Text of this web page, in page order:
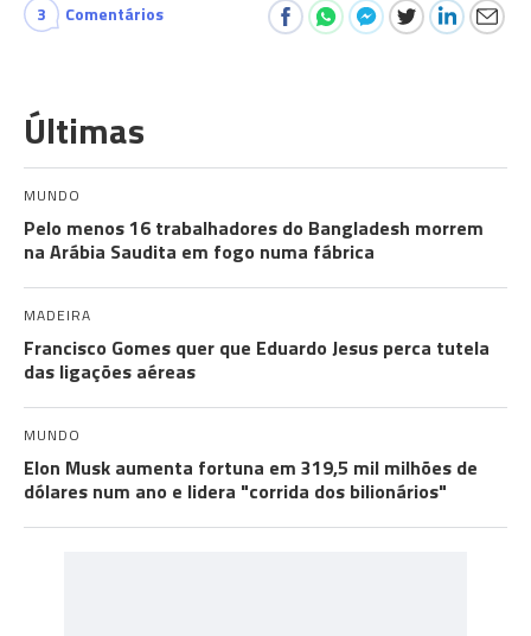
3 Comentários
Últimas
MUNDO
Pelo menos 16 trabalhadores do Bangladesh morrem
na Arábia Saudita em fogo numa fábrica
MADEIRA
Francisco Gomes quer que Eduardo Jesus perca tutela
das ligações aéreas
MUNDO
Elon Musk aumenta fortuna em 319,5 mil milhões de
dólares num ano e lidera "corrida dos bilionários"